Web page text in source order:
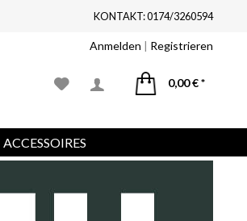
KONTAKT: 0174/3260594
Anmelden | Registrieren
0,00 € *
ACCESSOIRES